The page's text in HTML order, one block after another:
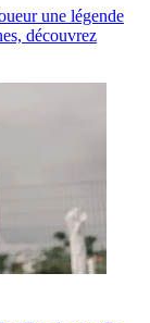
une légende
découvrez